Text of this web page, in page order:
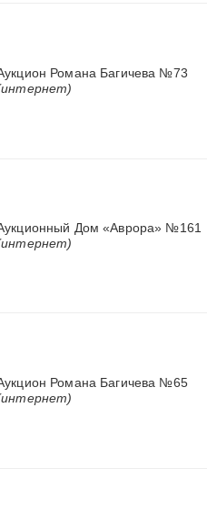
Романа Багичева №73
Дом «Аврора» №161
Романа Багичева №65